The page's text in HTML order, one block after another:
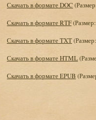
Скачать в формате DOC
Скачать в формате RTF
Скачать в формате TXT
Скачать в формате HTML
Скачать в формате EPUB